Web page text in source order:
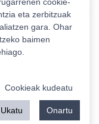
eta zerbitzuak
gara. Ohar
baimen
Cookieak kudeatu
Ukatu Onartu